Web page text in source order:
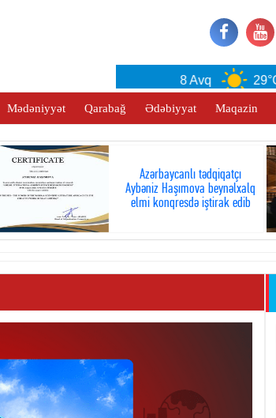
8 Avq 29°C
Mədəniyyət Qarabağ Ədəbiyyat Maqazin
Azərbaycanlı tədqiqatçı
Aybəniz Haşımova beynəlxalq
elmi konqresdə iştirak edib